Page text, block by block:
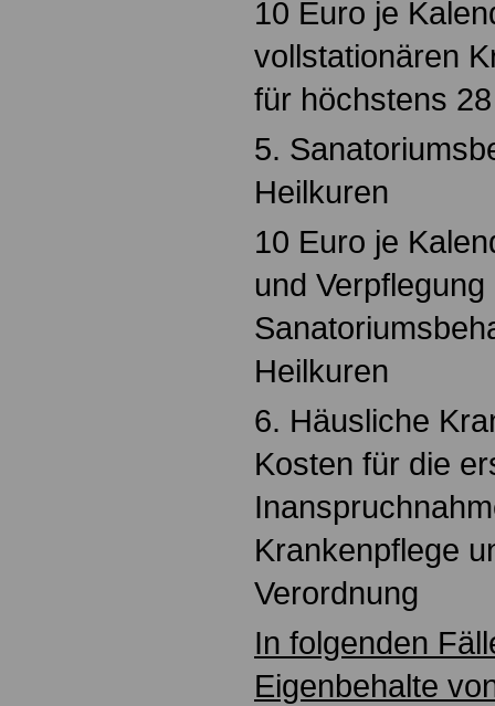
10 Euro je
vollstationären
für höchstens
5.
Heilkuren
10 Euro je
und Verpflegung
Heilkuren
6. Häusliche
Kosten für die
Krankenpflege
Verordnung
In folgenden
Eigenbehalte